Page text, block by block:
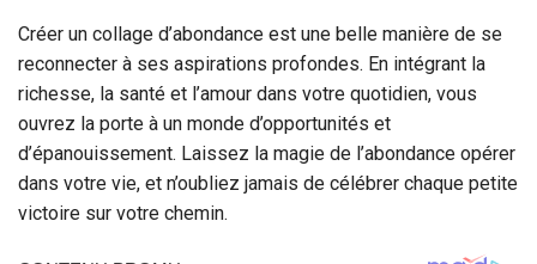
Créer un collage d’abondance est une belle manière de se
reconnecter à ses aspirations profondes. En intégrant la
richesse, la santé et l’amour dans votre quotidien, vous
ouvrez la porte à un monde d’opportunités et
d’épanouissement. Laissez la magie de l’abondance opérer
dans votre vie, et n’oubliez jamais de célébrer chaque petite
victoire sur votre chemin.